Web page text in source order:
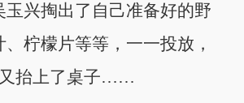
玉兴掏出了自己准备好的野
柠檬片等等，一一投放，
抬上了桌子……